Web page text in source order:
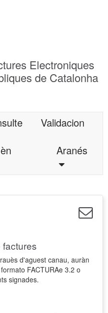
Electroniques
de Catalonha
Validacion
Aranés
d'aguest canau, auràn
FACTURAe 3.2 o
signades.